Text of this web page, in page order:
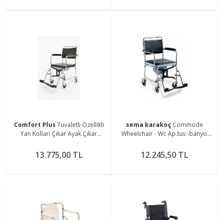
Comfort Plus Tuvaletli Özellikli
Yan Kolları Çıkar Ayak Çıkar
13.775,00 TL
sema karakoç Commode
Wheelchair - Wc Ap.tuv.-banyo
12.245,50 TL